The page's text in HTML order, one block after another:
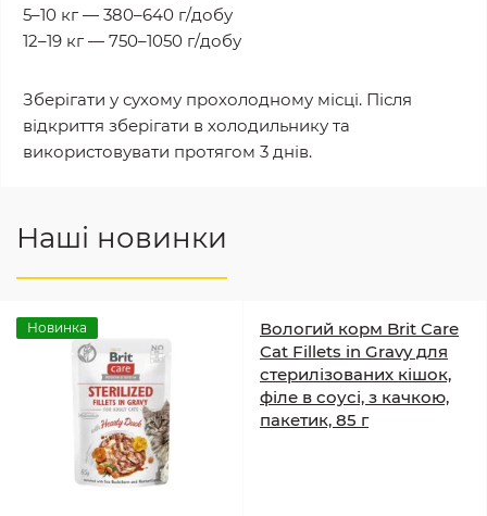
5–10 кг — 380–640 г/добу
12–19 кг — 750–1050 г/добу
Зберігати у сухому прохолодному місці. Після
відкриття зберігати в холодильнику та
використовувати протягом 3 днів.
Наші новинки
Новинка
Вологий корм Brit Care
Cat Fillets in Gravy для
стерилізованих кішок,
філе в соусі, з качкою,
пакетик, 85 г